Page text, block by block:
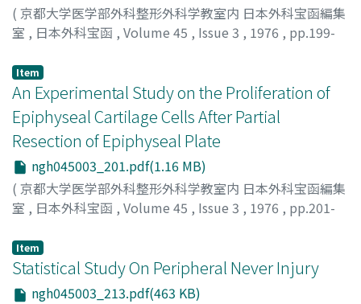
( 京都大学医学部外科整形外科学教室内 日本外科宝函編集
室 , 日本外科宝函 , Volume 45 , Issue 3 , 1976 , pp.199-
塩田, 隆三
Item
An Experimental Study on the Proliferation of
Epiphyseal Cartilage Cells After Partial
Resection of Epiphyseal Plate
ngh045003_201.pdf(1.16 MB)
( 京都大学医学部外科整形外科学教室内 日本外科宝函編集
室 , 日本外科宝函 , Volume 45 , Issue 3 , 1976 , pp.201-
SAKAKIDA, KISABURO
山下, 文治
Item
Statistical Study On Peripheral Never Injury
ngh045003_213.pdf(463 KB)